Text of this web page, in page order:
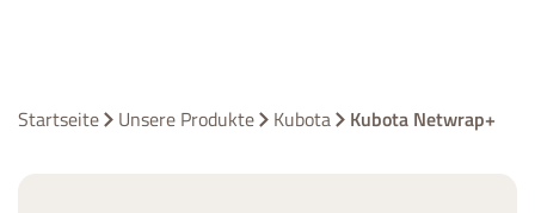
Startseite Unsere Produkte Kubota Kubota Netwrap+